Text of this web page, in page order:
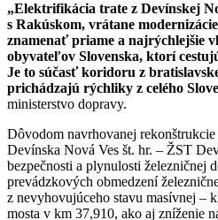
„Elektrifikácia trate z Devínskej
s Rakúskom, vrátane
znamenať priame a najrýchlejšie
obyvateľov Slovenska, ktorí
Je to súčasť koridoru z
prichádzajú rýchliky z celého
ministerstvo dopravy.
Dôvodom navrhovanej
Devínska Nová Ves št. hr. – ŽST
bezpečnosti a plynulosti železničnej
prevádzkových obmedzení
z nevyhovujúceho stavu masívnej –
mosta v km 37,910, ako aj zníženie